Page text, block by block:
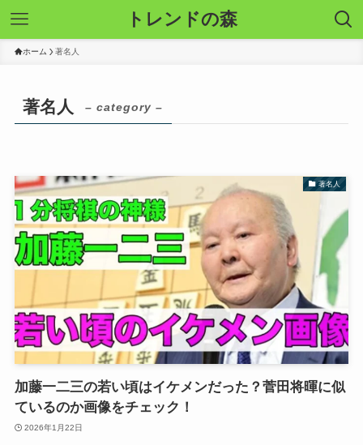
トレンドの森
ホーム 著名人
著名人 – category –
著名人
加藤一二三の若い頃はイケメンだった？菅田将暉に似
ているのか画像をチェック！
2026年1月22日